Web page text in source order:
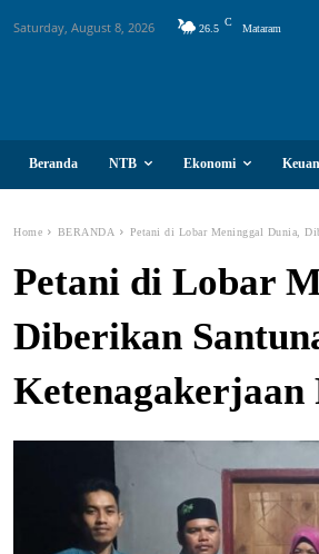
Saturday, August 8, 2026 26.5
C
Mataram
Beranda NTB Ekonomi
Home BERANDA Petani di Lobar Meninggal Dunia,
Petani di Lobar
Diberikan
Ketenagakerjaan